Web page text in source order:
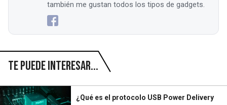
también me gustan todos los tipos de gadgets.
Te puede interesar...
¿Qué es el protocolo USB Power Delivery